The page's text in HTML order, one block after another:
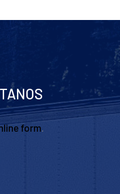
form